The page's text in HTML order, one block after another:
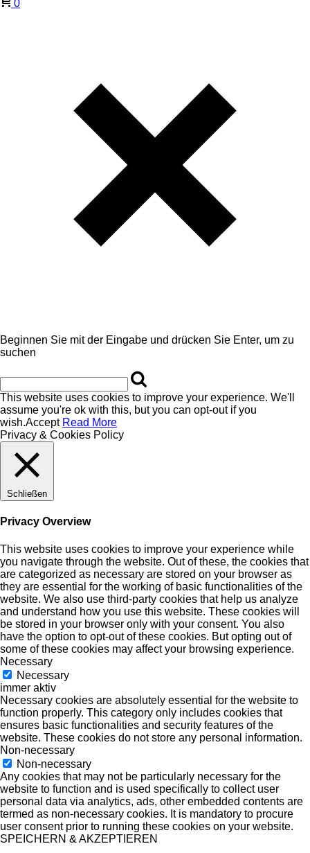
0
Beginnen Sie mit der Eingabe und drücken Sie Enter, um zu
suchen
This website uses cookies to improve your experience. We'll
assume you're ok with this, but you can opt-out if you
wish.Accept Read More
Privacy & Cookies Policy
Schließen
Privacy Overview
This website uses cookies to improve your experience while
you navigate through the website. Out of these, the cookies that
are categorized as necessary are stored on your browser as
they are essential for the working of basic functionalities of the
website. We also use third-party cookies that help us analyze
and understand how you use this website. These cookies will
be stored in your browser only with your consent. You also
have the option to opt-out of these cookies. But opting out of
some of these cookies may affect your browsing experience.
Necessary
Necessary
immer aktiv
Necessary cookies are absolutely essential for the website to
function properly. This category only includes cookies that
ensures basic functionalities and security features of the
website. These cookies do not store any personal information.
Non-necessary
Non-necessary
Any cookies that may not be particularly necessary for the
website to function and is used specifically to collect user
personal data via analytics, ads, other embedded contents are
termed as non-necessary cookies. It is mandatory to procure
user consent prior to running these cookies on your website.
SPEICHERN & AKZEPTIEREN